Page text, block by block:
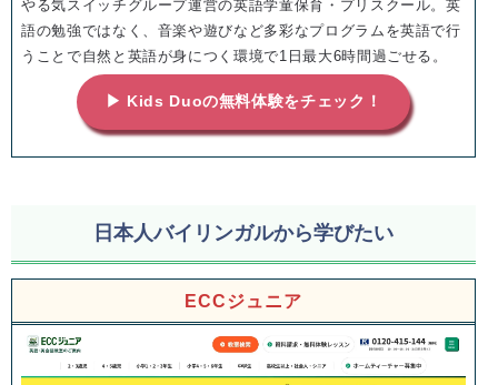
やる気スイッチグループ運営の英語学童保育・プリスクール。英
語の勉強ではなく、音楽や遊びなど多彩なプログラムを英語で行
うことで自然と英語が身につく環境で1日最大6時間過ごせる。
▶ Kids Duoの無料体験をチェック！
日本人バイリンガルから学びたい
ECCジュニア